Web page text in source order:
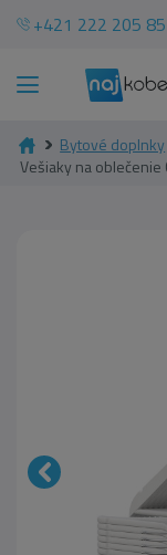
+421 222 205
Bytové doplnky
Vešiaky na oblečenie